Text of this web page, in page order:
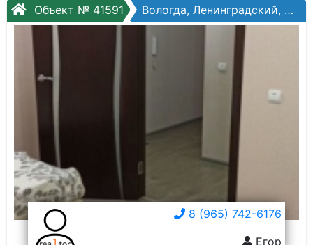
Слово:
Объект № 41591 Вологда, Ленинградский, Щетинина ул, №7
8 (965) 742-6176
Егор